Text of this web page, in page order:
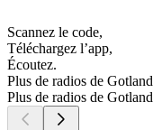
Scannez le code,
Téléchargez l’app,
Écoutez.
Plus de radios de Gotland
Plus de radios de Gotland